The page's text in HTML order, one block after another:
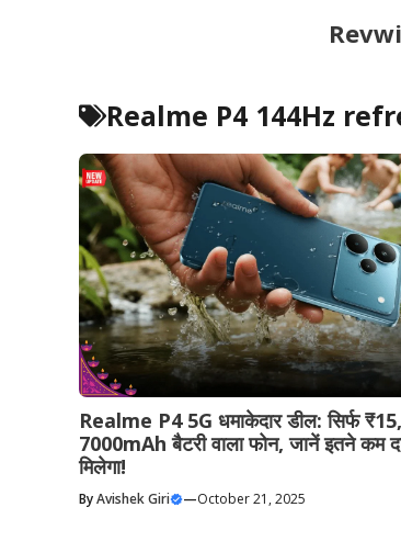
Realme P4 144Hz
Realme P4 5G धमाकेदार डील: सिर्फ
7000mAh बैटरी वाला फोन, जानें इतने कम
मिलेगा!
ByAvishek Giri —October 21, 2025